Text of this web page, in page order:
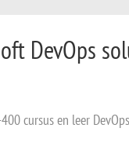
DevOps
cursus en leer